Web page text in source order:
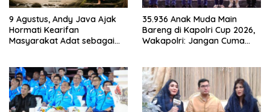
9 Agustus, Andy Java Ajak
Hormati Kearifan
Masyarakat Adat sebagai
35.936 Anak Muda Main
Bareng di Kapolri Cup 2026,
Wakapolri: Jangan Cuma